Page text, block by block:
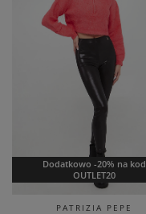
Dodatkowo -20% na kod
OUTLET20
PATRIZIA PEPE